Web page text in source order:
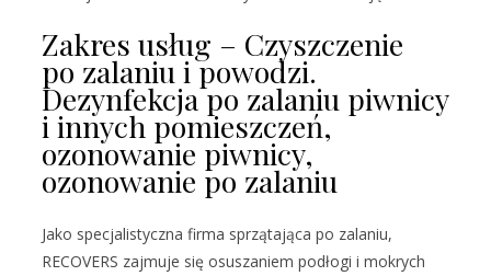
Zakres usług – Czyszczenie
po zalaniu i powodzi.
Dezynfekcja po zalaniu piwnicy
i innych pomieszczeń,
ozonowanie piwnicy,
ozonowanie po zalaniu
Jako specjalistyczna firma sprzątająca po zalaniu,
RECOVERS zajmuje się osuszaniem podłogi i mokrych